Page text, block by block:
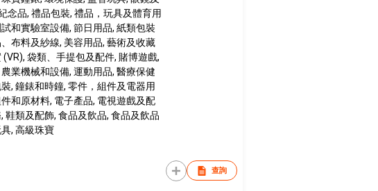
念品, 禮品包裝, 禮品，玩具及體育用
和實驗室設備, 節日用品, 紙類包裝
布料及紗線, 美容用品, 藝術及收藏
(VR), 袋類、手提包及配件, 賭博遊戲,
業機械和設備, 運動用品, 醫療保健
, 鐘錶和時鐘, 零件，組件及電器用
和原材料, 電子產品, 電視遊戲及配
鞋類及配飾, 食品及飲品, 食品及飲品
, 高級珠寶
查詢